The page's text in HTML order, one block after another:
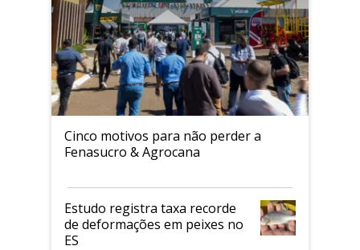
Cinco motivos para não perder a
Fenasucro & Agrocana
Estudo registra taxa recorde
de deformações em peixes no
ES